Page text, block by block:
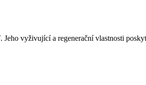
vyživující a regenerační vlastnosti